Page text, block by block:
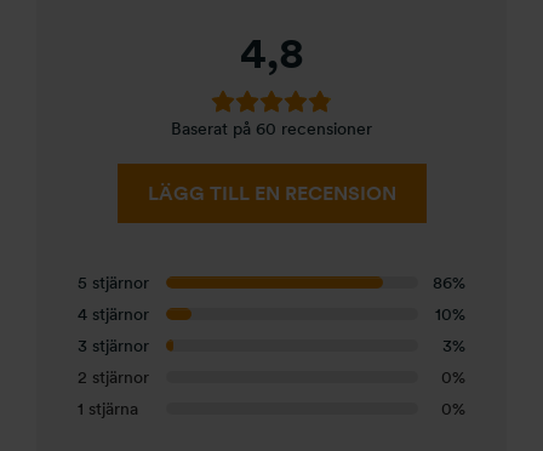
4,8
Baserat på 60 recensioner
LÄGG TILL EN RECENSION
5 stjärnor
86%
4 stjärnor
10%
3 stjärnor
3%
2 stjärnor
0%
1 stjärna
0%